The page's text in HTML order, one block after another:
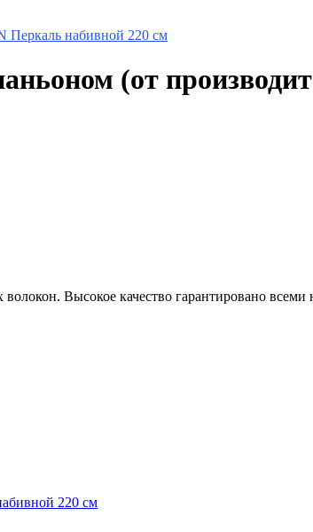
Перкаль набивной 220 см
(от
Высокое качество гарантировано
220 см